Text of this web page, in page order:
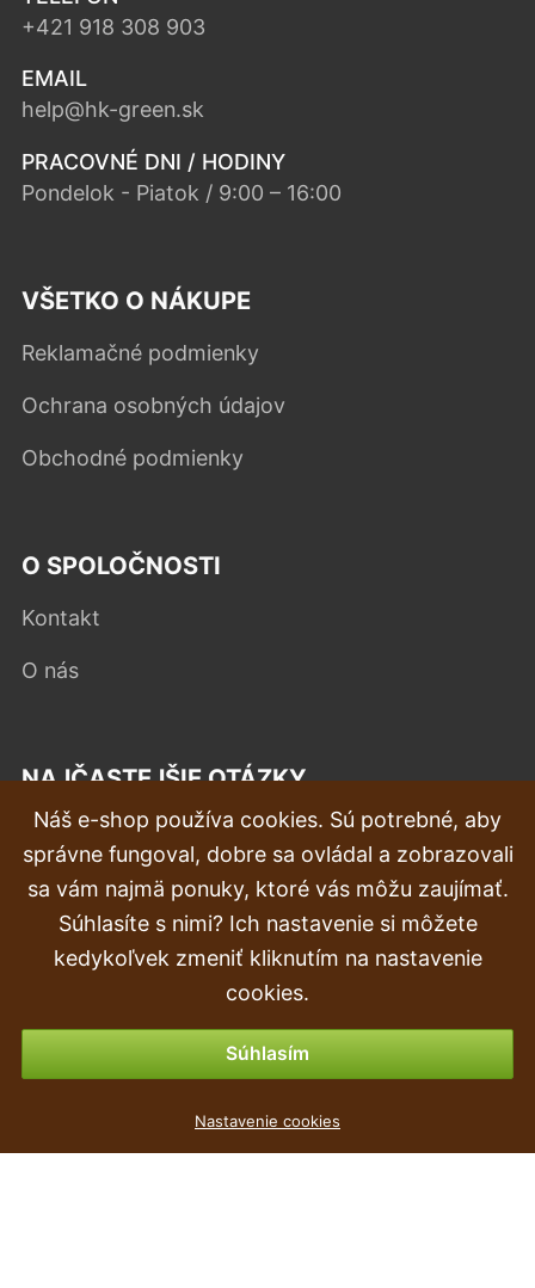
+421 918 308 903
EMAIL
help@hk-green.sk
PRACOVNÉ DNI / HODINY
Pondelok - Piatok / 9:00 – 16:00
VŠETKO O NÁKUPE
Reklamačné podmienky
Ochrana osobných údajov
Obchodné podmienky
O SPOLOČNOSTI
Kontakt
O nás
NAJČASTEJŠIE OTÁZKY
Reklamácia
Doprava a doručenie
Objednávka
Vrátenie tovaru & vrátenie peňazí
Náš e-shop používa cookies. Sú potrebné, aby
správne fungoval, dobre sa ovládal a zobrazovali
sa vám najmä ponuky, ktoré vás môžu zaujímať.
Súhlasíte s nimi? Ich nastavenie si môžete
kedykoľvek zmeniť kliknutím na nastavenie
cookies.
Súhlasím
Nastavenie cookies